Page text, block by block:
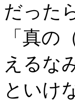
だった
「真の
えるな
といけ